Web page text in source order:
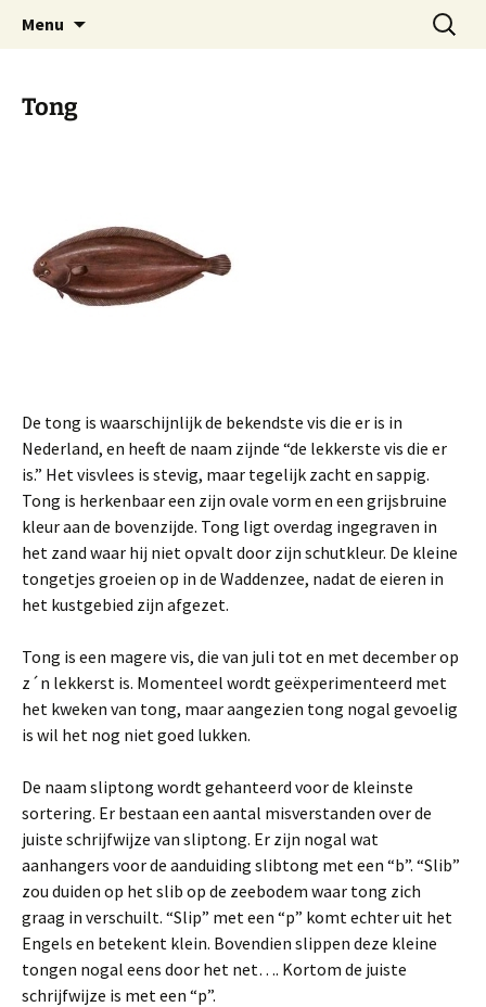
Vishandel Bunschoten in
Huizen
Menu
Zoeken
naar:
Tong
De tong is waarschijnlijk de bekendste vis die er is in
Nederland, en heeft de naam zijnde “de lekkerste vis die er
is.” Het visvlees is stevig, maar tegelijk zacht en sappig.
Tong is herkenbaar een zijn ovale vorm en een grijsbruine
kleur aan de bovenzijde. Tong ligt overdag ingegraven in
het zand waar hij niet opvalt door zijn schutkleur. De kleine
tongetjes groeien op in de Waddenzee, nadat de eieren in
het kustgebied zijn afgezet.
Tong is een magere vis, die van juli tot en met december op
z´n lekkerst is. Momenteel wordt geëxperimenteerd met
het kweken van tong, maar aangezien tong nogal gevoelig
is wil het nog niet goed lukken.
De naam sliptong wordt gehanteerd voor de kleinste
sortering. Er bestaan een aantal misverstanden over de
juiste schrijfwijze van sliptong. Er zijn nogal wat
aanhangers voor de aanduiding slibtong met een “b”. “Slib”
zou duiden op het slib op de zeebodem waar tong zich
graag in verschuilt. “Slip” met een “p” komt echter uit het
Engels en betekent klein. Bovendien slippen deze kleine
tongen nogal eens door het net…. Kortom de juiste
schrijfwijze is met een “p”.